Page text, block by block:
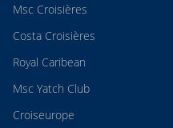
Msc Croisières
Costa Croisières
Royal Caribean
Msc Yatch Club
Croiseurope